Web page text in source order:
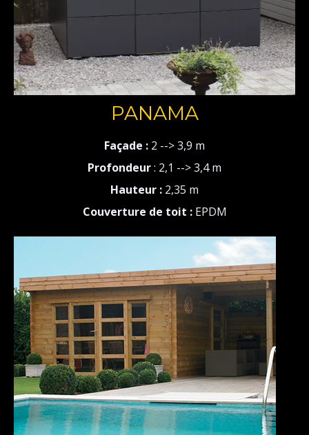
PANAMA
Façade : 2 --> 3,9 m
Profondeur: 2,1 --> 3,4 m
Hauteur : 2,35 m
Couverture de toit : EPDM